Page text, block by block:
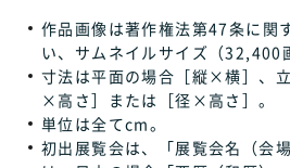
作品画像は著作権法第47条に関
い、サムネイルサイズ（32,400
寸法は平面の場合［縦×横］、
×高さ］または［径×高さ］。
単位は全てcm。
初出展覧会は、「展覧会名（会